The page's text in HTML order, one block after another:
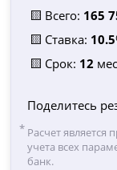
🟨 Всего: 165
🟨 Ставка: 10.5
🟨 Срок: 12
Поделитесь
Расчет является
учета всех
банк.